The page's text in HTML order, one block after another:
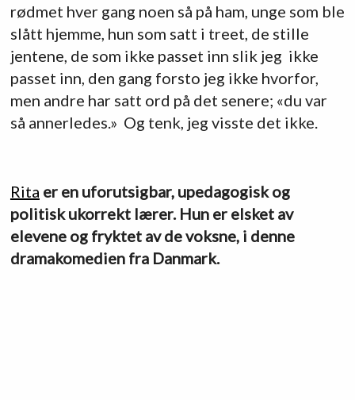
rødmet hver gang noen så på ham, unge som ble
slått hjemme, hun som satt i treet, de stille
jentene, de som ikke passet inn slik jeg ikke
passet inn, den gang forsto jeg ikke hvorfor,
men andre har satt ord på det senere; «du var
så annerledes.» Og tenk, jeg visste det ikke.
Rita er en uforutsigbar, upedagogisk og
politisk ukorrekt lærer. Hun er elsket av
elevene og fryktet av de voksne, i denne
dramakomedien fra Danmark.